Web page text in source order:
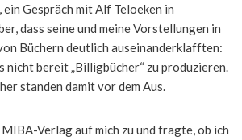
Gespräch mit Alf Teloeken in
dass seine und meine Vorstellungen in
Büchern deutlich auseinanderklafften:
nicht bereit „Billigbücher“ zu produzieren.
standen damit vor dem Aus.
Verlag auf mich zu und fragte, ob ich